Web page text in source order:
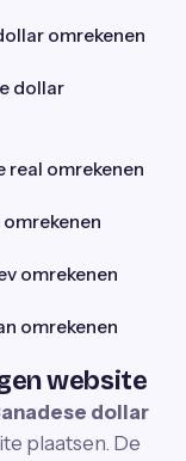
omrekenen
dollar
real omrekenen
omrekenen
omrekenen
website
dollar
plaatsen. De